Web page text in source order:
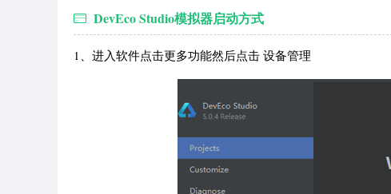
DevEco Studio模拟器启动方式
1、进入软件点击更多功能然后点击 设备管理